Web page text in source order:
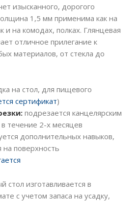
изысканного, дорогого
1,5 мм применима как на
и на комодах, полках. Глянцевая
отличное прилегание к
материалов, от стекла до
на стол, для пищевого
сертификат)
подрезается канцелярским
течение 2-х месяцев
дополнительных навыков,
на поверхность
стол изготавливается в
с учетом запаса на усадку,